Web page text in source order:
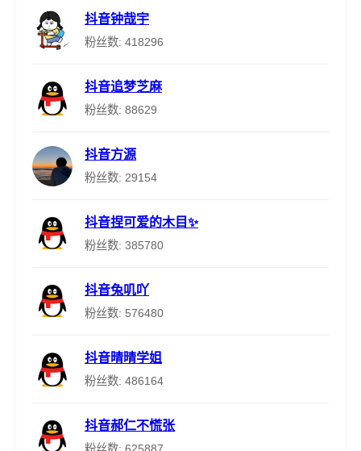
抖音钟哉宇
粉丝数: 418296
抖音追梦芝麻
粉丝数: 88629
抖音方源
粉丝数: 29154
抖音捏可爱的木目✨
粉丝数: 385780
抖音兔叽吖
粉丝数: 576480
抖音晴晴学姐
粉丝数: 486164
抖音郝仁不慌张